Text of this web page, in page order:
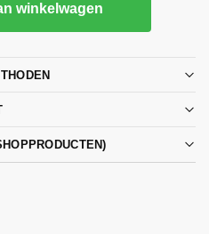
winkelwagen